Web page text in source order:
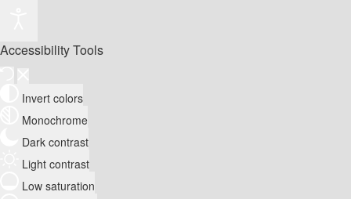
Accessibility Tools
Invert colors
Monochrome
Dark contrast
Light contrast
Low saturation